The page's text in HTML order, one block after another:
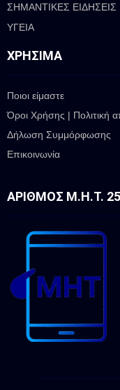
ΣΗΜΑΝΤΙΚΕΣ ΕΙΔΗΣΕΙΣ
ΥΓΕΙΑ
ΧΡΉΣΙΜΑ
Ποιοι είμαστε
Όροι Χρήσης | Πολιτική
Δήλωση Συμμόρφωσης
Επικοινωνία
ΑΡΙΘΜΌΣ Μ.Η.Τ.